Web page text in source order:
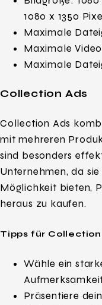
1080 x 1350
Maximale
Maximale
Maximale
Collection Ads
Collection Ads
mit mehreren
sind besonders
Unternehmen, da
Möglichkeit bieten,
heraus zu kaufen.
Tipps für Collection
Wähle ein
Präsentiere